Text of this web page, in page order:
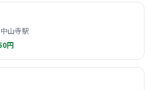
山寺駅
円